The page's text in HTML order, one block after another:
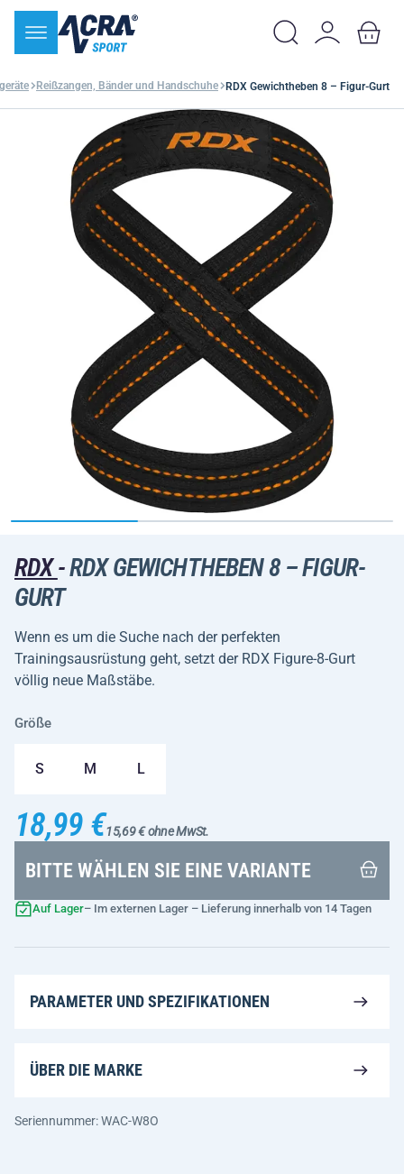
Reißzangen, Bänder und Handschuhe RDX Gewichtheben 8 – Figur-Gurt
RDX-RDX GEWICHTHEBEN 8 – FIGUR-
GURT
Wenn es um die Suche nach der perfekten
Trainingsausrüstung geht, setzt der RDX Figure-8-Gurt
völlig neue Maßstäbe.
Größe
S M L
18,99 €15,69 € ohne MwSt.
BITTE WÄHLEN SIE EINE VARIANTE
Auf Lager– Im externen Lager – Lieferung innerhalb von 14 Tagen
PARAMETER UND SPEZIFIKATIONEN
ÜBER DIE MARKE
Seriennummer: WAC-W8O